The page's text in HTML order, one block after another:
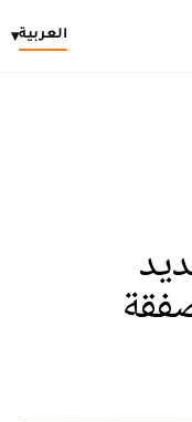
العربية▾